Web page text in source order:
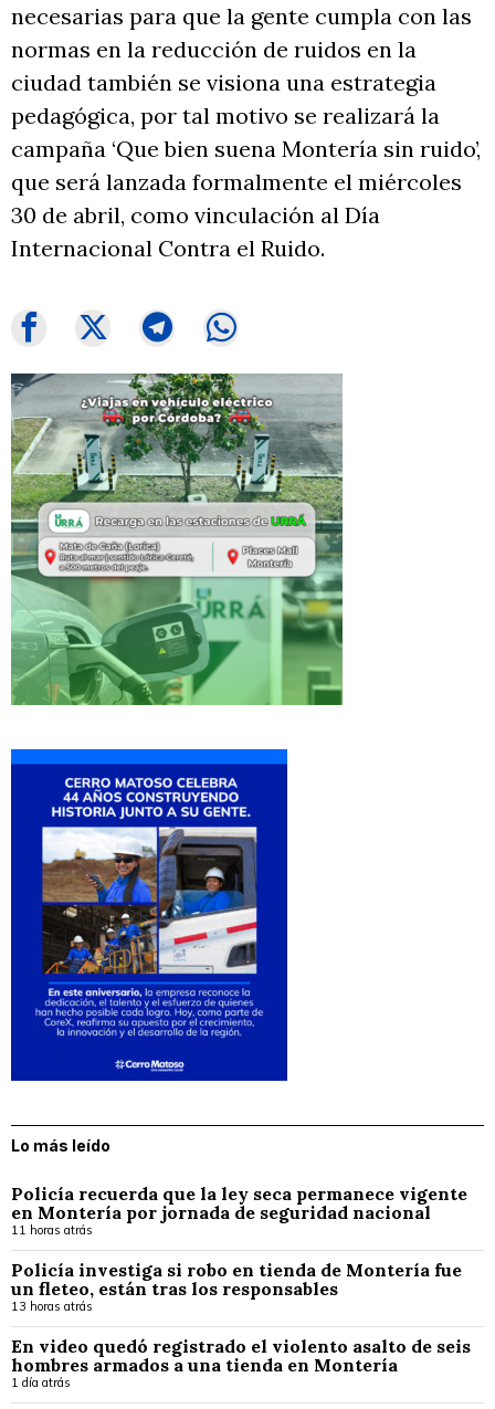
necesarias para que la gente cumpla con las
normas en la reducción de ruidos en la
ciudad también se visiona una estrategia
pedagógica, por tal motivo se realizará la
campaña ‘Que bien suena Montería sin ruido’,
que será lanzada formalmente el miércoles
30 de abril, como vinculación al Día
Internacional Contra el Ruido.
Lo más leído
Policía recuerda que la ley seca permanece vigente
en Montería por jornada de seguridad nacional
11 horas atrás
Policía investiga si robo en tienda de Montería fue
un fleteo, están tras los responsables
13 horas atrás
En video quedó registrado el violento asalto de seis
hombres armados a una tienda en Montería
1 día atrás